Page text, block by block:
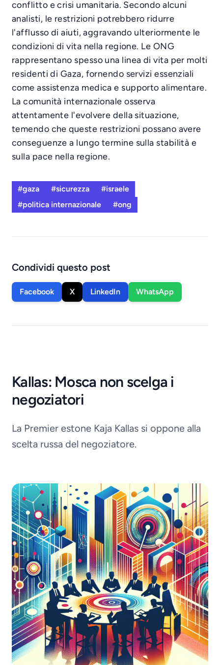
conflitto e crisi umanitaria. Secondo alcuni
analisti, le restrizioni potrebbero ridurre
l'afflusso di aiuti, aggravando ulteriormente le
condizioni di vita nella regione. Le ONG
rappresentano spesso una linea di vita per molti
residenti di Gaza, fornendo servizi essenziali
come assistenza medica e supporto alimentare.
La comunità internazionale osserva
attentamente l'evolvere della situazione,
temendo che queste restrizioni possano avere
conseguenze a lungo termine sulla stabilità e
sulla pace nella regione.
#gaza #sicurezza
#israele
#politica internazionale
#ong
Condividi questo post
Facebook X LinkedIn WhatsApp
Kallas: Mosca non scelga i
negoziatori
La Premier estone Kaja Kallas si oppone alla
scelta russa del negoziatore.